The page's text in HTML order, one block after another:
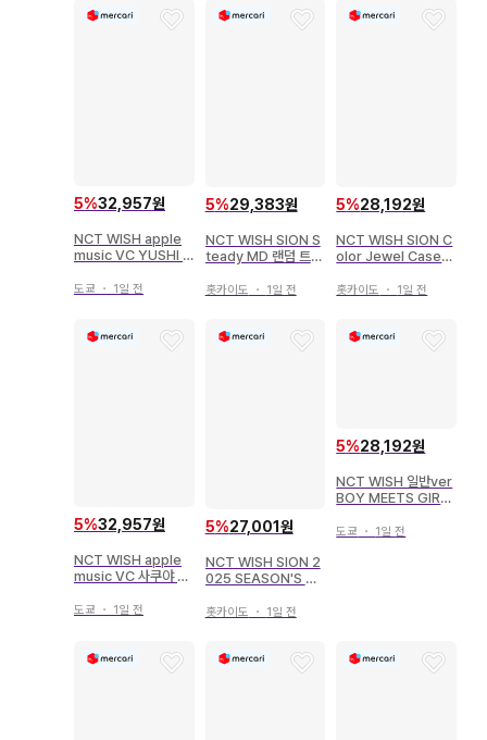
5%32,957원
NCT WISH apple
music VC YUSHI O
도쿄 ・ 1일 전
5%29,383원
NCT WISH SION S
teady MD 랜덤 트레
딩 카드 A
홋카이도 ・ 1일 전
5%28,192원
NCT WISH SION C
olor Jewel Case
드
홋카이도 ・ 1일 전
5%32,957원
NCT WISH apple
music VC 사쿠야 O
도쿄 ・ 1일 전
5%27,001원
NCT WISH SION 2
025 SEASON'S GR
M TRADING CARD
홋카이도 ・ 1일 전
5%28,192원
NCT WISH 일반ver
BOY MEETS GIRL
-I-DON!/BOY MEE
도쿄 ・ 1일 전